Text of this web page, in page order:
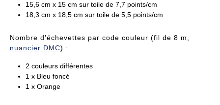
15,6 cm x 15 cm sur toile de 7,7 points/cm
18,3 cm x 18,5 cm sur toile de 5,5 points/cm
Nombre d’échevettes par code couleur (fil de 8 m,
nuancier DMC) :
2 couleurs différentes
1 x Bleu foncé
1 x Orange